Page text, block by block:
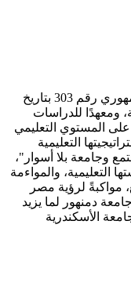
تأسست جامعة دمنهور بمقتضى القرار الجمهوري رقم 303 بتاريخ
هذا وتضم الجامعة عدد 12 كلية، ومعهدًا للدراسات
على المستوي التعليمي
التعليمية
وجامعة بلا أسوار"،
التعليمية، والمواءمة
مواكبةً لرؤية مصر
جامعة دمنهور لما يزيد
الأسكندرية